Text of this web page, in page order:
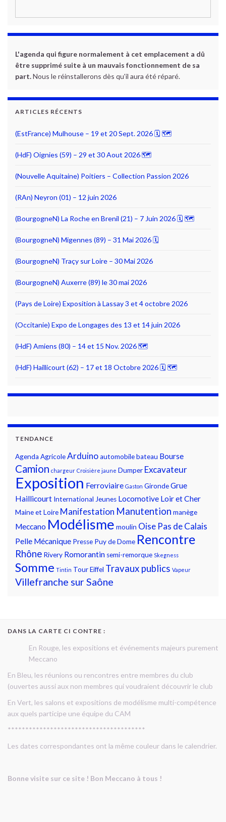
L'agenda qui figure normalement à cet emplacement a dû
être supprimé suite à un mauvais fonctionnement de sa
part.Nous le réinstallerons dès qu'il aura été réparé.
ARTICLES RÉCENTS
(EstFrance) Mulhouse – 19 et 20 Sept. 2026 🗓 🗺
(HdF) Oignies (59) – 29 et 30 Aout 2026 🗺
(Nouvelle Aquitaine) Poitiers – Collection Passion 2026
(RAn) Neyron (01) – 12 juin 2026
(BourgogneN) La Roche en Brenil (21) – 7 Juin 2026 🗓 🗺
(BourgogneN) Migennes (89) – 31 Mai 2026 🗓
(BourgogneN) Traçy sur Loire – 30 Mai 2026
(BourgogneN) Auxerre (89) le 30 mai 2026
(Pays de Loire) Exposition à Lassay 3 et 4 octobre 2026
(Occitanie) Expo de Longages des 13 et 14 juin 2026
(HdF) Amiens (80) – 14 et 15 Nov. 2026 🗺
(HdF) Haillicourt (62) – 17 et 18 Octobre 2026 🗓 🗺
TENDANCE
Agenda AgricoleArduinoautomobilebateau Bourse
Camion chargeur Croisière jaune Dumper Excavateur
Exposition Ferroviaire Gaston GirondeGrue
Haillicourt International Jeunes Locomotive Loir et Cher
Maine et Loire Manifestation Manutention manège
Meccano Modélisme moulin Oise Pas de Calais
Pelle Mécanique Presse Puy de Dome Rencontre
Rhône Rivery Romorantin semi-remorque Skegness
Somme Tintin Tour Eiffel Travaux publics Vapeur
Villefranche sur Saône
DANS LA CARTE CI CONTRE :
En Rouge, les expositions et événements majeurs purement
Meccano
En Bleu, les réunions ou rencontres entre membres du club
(ouvertes aussi aux non membres qui voudraient découvrir le club
En Vert, les salons et expositions de modélisme multi-compétence
aux quels participe une équipe du CAM
***************************************
Les dates correspondantes ont la même couleur dans le calendrier.
Bonne visite sur ce site ! Bon Meccano à tous !